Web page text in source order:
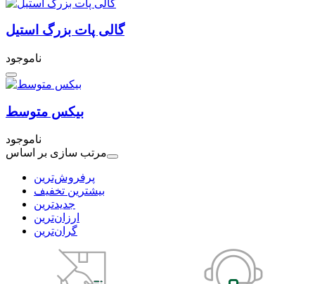
گالی پات بزرگ استیل
ناموجود
بیکس متوسط
ناموجود
مرتب سازی بر اساس
بیشترین تخفیف
جدیدترین
ارزان‌ترین
گران‌ترین